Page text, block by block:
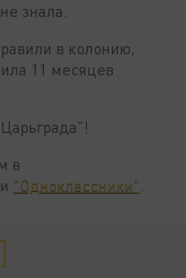
знала.
в колонию,
11 месяцев
в
и "Одноклассники"